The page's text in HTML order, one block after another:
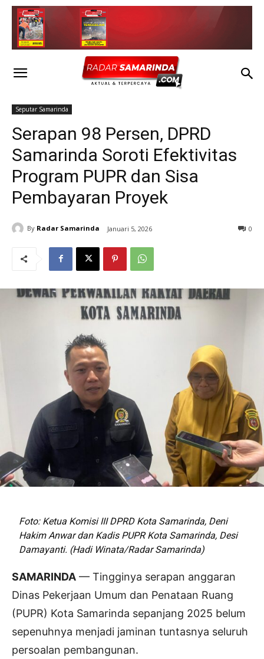
Seputar Samarinda
Serapan 98 Persen, DPRD
Samarinda Soroti Efektivitas
Program PUPR dan Sisa
Pembayaran Proyek
By Radar Samarinda Januari 5, 2026 0
Foto: Ketua Komisi III DPRD Kota Samarinda, Deni
Hakim Anwar dan Kadis PUPR Kota Samarinda, Desi
Damayanti. (Hadi Winata/Radar Samarinda)
SAMARINDA — Tingginya serapan anggaran
Dinas Pekerjaan Umum dan Penataan Ruang
(PUPR) Kota Samarinda sepanjang 2025 belum
sepenuhnya menjadi jaminan tuntasnya seluruh
persoalan pembangunan.